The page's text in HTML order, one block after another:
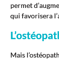
permet
qui favorisera
Mais